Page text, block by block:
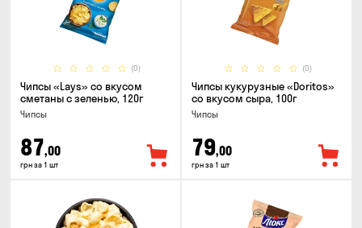
(0)
Чипсы «Lays» со вкусом
сметаны с зеленью, 120г
Чипсы
87,00
грн за 1 шт
(0)
Чипсы кукурузные «Doritos»
со вкусом сыра, 100г
Чипсы
79,00
грн за 1 шт